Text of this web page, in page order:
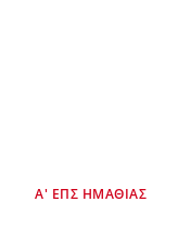
Α' ΕΠΣ ΗΜΑΘΊΑΣ